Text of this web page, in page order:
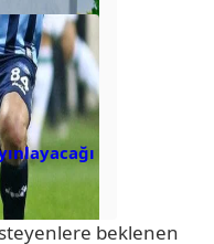
beklenen